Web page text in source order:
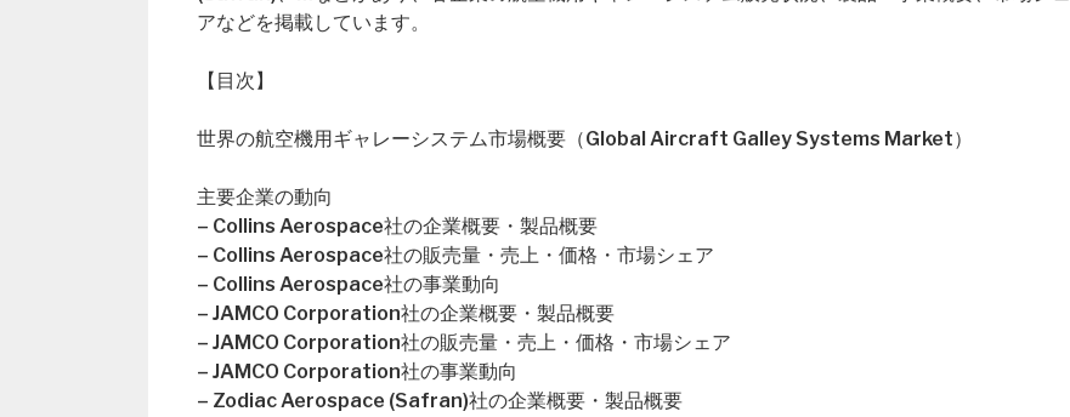
アなどを掲載しています。
【目次】
世界の航空機用ギャレーシステム市場概要（Global Aircraft Galley Systems Market）
主要企業の動向
– Collins Aerospace社の企業概要・製品概要
– Collins Aerospace社の販売量・売上・価格・市場シェア
– Collins Aerospace社の事業動向
– JAMCO Corporation社の企業概要・製品概要
– JAMCO Corporation社の販売量・売上・価格・市場シェア
– JAMCO Corporation社の事業動向
– Zodiac Aerospace (Safran)社の企業概要・製品概要